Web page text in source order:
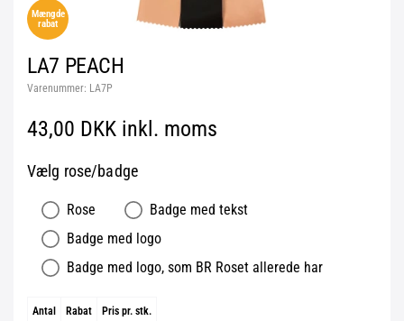
Mængde
rabat
LA7 PEACH
Varenummer: LA7P
43,00 DKK inkl. moms
Vælg rose/badge
Rose
Badge med tekst
Badge med logo
Badge med logo, som BR Roset allerede har
Antal Rabat Pris pr. stk.